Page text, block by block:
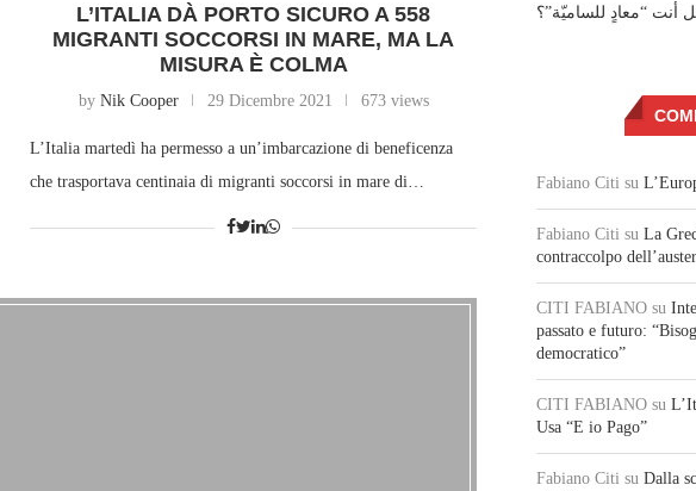
L’ITALIA DÀ PORTO SICURO A 558
MIGRANTI SOCCORSI IN MARE, MA LA
MISURA È COLMA
by Nik Cooper 29 Dicembre 2021 673 views
L’Italia martedì ha permesso a un’imbarcazione di beneficenza
che trasportava centinaia di migranti soccorsi in mare di…
Fabiano Citi su
Fabiano Citi su La
contraccolpo
CITI FABIANO su
passato e futuro:
democratico”
CITI FABIANO su
Usa “E io Pago”
Fabiano Citi su Dalla